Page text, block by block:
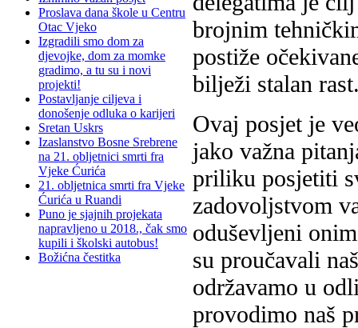
Proslava dana škole u Centru
Otac Vjeko
Izgradili smo dom za
djevojke, dom za momke
gradimo, a tu su i novi
projekti!
Postavljanje ciljeva i
donošenje odluka o karijeri
Sretan Uskrs
Izaslanstvo Bosne Srebrene
na 21. obljetnici smrti fra
Vjeke Ćurića
21. obljetnica smrti fra Vjeke
Ćurića u Ruandi
Puno je sjajnih projekata
napravljeno u 2018., čak smo
kupili i školski autobus!
Božićna čestitka
brojnim
postiže
bilježi stalan
Ovaj posjet je
jako važna
priliku posjetiti
zadovoljstvom
oduševljeni
su proučavali
održavamo u
provodimo naš